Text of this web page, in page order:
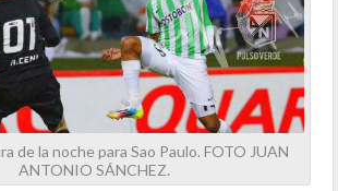
de la noche para Sao Paulo. FOTO JUAN
ANTONIO SÁNCHEZ.